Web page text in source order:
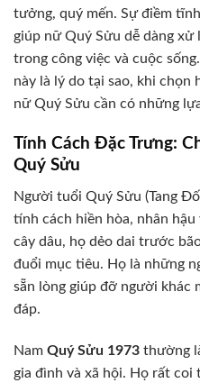
tưởng, quý mến. Sự điềm
giúp nữ Quý Sửu dễ dàng
trong công việc và cuộc
này là lý do tại sao, khi chọn
nữ Quý Sửu cần có những
Tính Cách Đặc Trưng:
Quý Sửu
Người tuổi Quý Sửu (Tang
tính cách hiền hòa, nhân
cây dâu, họ dẻo dai trước
đuổi mục tiêu. Họ là những
sẵn lòng giúp đỡ người khác
đáp.
Nam Quý Sửu 1973 thường
gia đình và xã hội. Họ rất coi